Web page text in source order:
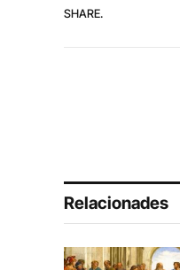
SHARE.
Relacionades